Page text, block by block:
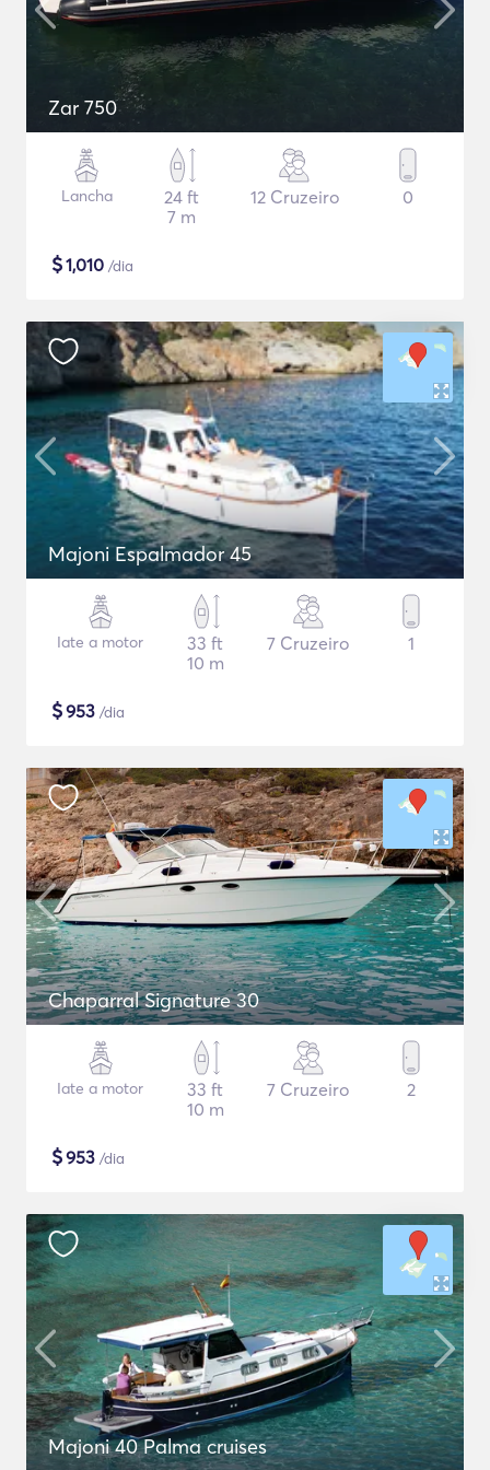
Zar 750
Lancha
24 ft
7 m
12 Cruzeiro 0
$1,010 /dia
Majoni Espalmador 45
Iate a motor
33 ft
10 m
7 Cruzeiro 1
$953 /dia
Chaparral Signature 30
Iate a motor
33 ft
10 m
7 Cruzeiro 2
$953 /dia
Majoni 40 Palma cruises